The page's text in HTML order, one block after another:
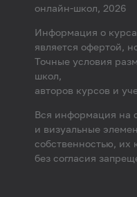
онлайн-школ, 2026
Информация о
является офертой,
Точные условия
школ,
авторов курсов и
Вся информация на
и визуальные
собственностью, их
без согласия